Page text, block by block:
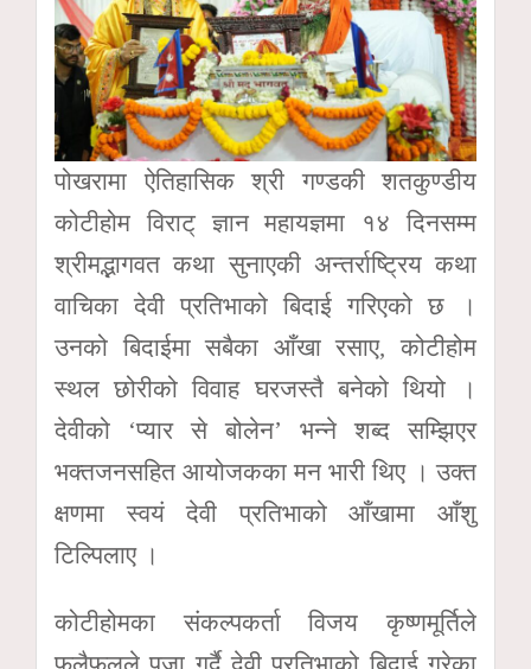
पोखरामा ऐतिहासिक श्री गण्डकी शतकुण्डीय
कोटीहोम विराट् ज्ञान महायज्ञमा १४ दिनसम्म
श्रीमद्भागवत कथा सुनाएकी अन्तर्राष्ट्रिय कथा
वाचिका देवी प्रतिभाको बिदाई गरिएको छ ।
उनको बिदाईमा सबैका आँखा रसाए, कोटीहोम
स्थल छोरीको विवाह घरजस्तै बनेको थियो ।
देवीको ‘प्यार से बोलेन’ भन्ने शब्द सम्झिएर
भक्तजनसहित आयोजकका मन भारी थिए । उक्त
क्षणमा स्वयं देवी प्रतिभाको आँखामा आँशु
टिल्पिलाए ।
कोटीहोमका संकल्पकर्ता विजय कृष्णमूर्तिले